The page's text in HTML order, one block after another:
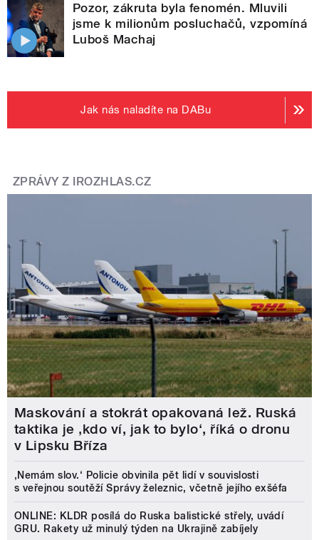
Pozor, zákruta byla fenomén. Mluvili
jsme k milionům posluchačů, vzpomíná
Luboš Machaj
Jak nás naladíte na DABu
ZPRÁVY Z IROZHLAS.CZ
Maskování a stokrát opakovaná lež. Ruská
taktika je ‚kdo ví, jak to bylo‘, říká o dronu
v Lipsku Bříza
‚Nemám slov.‘ Policie obvinila pět lidí v souvislosti
s veřejnou soutěží Správy železnic, včetně jejího exšéfa
ONLINE: KLDR posílá do Ruska balistické střely, uvádí
GRU. Rakety už minulý týden na Ukrajině zabíjely